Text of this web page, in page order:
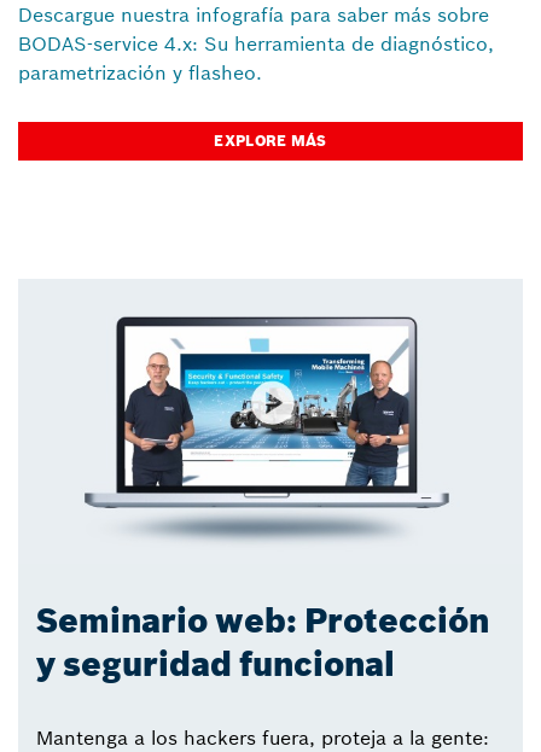
Descargue nuestra infografía para saber más sobre
BODAS-service 4.x: Su herramienta de diagnóstico,
parametrización y flasheo.
EXPLORE MÁS
Seminario web: Protección
y seguridad funcional
Mantenga a los hackers fuera, proteja a la gente: